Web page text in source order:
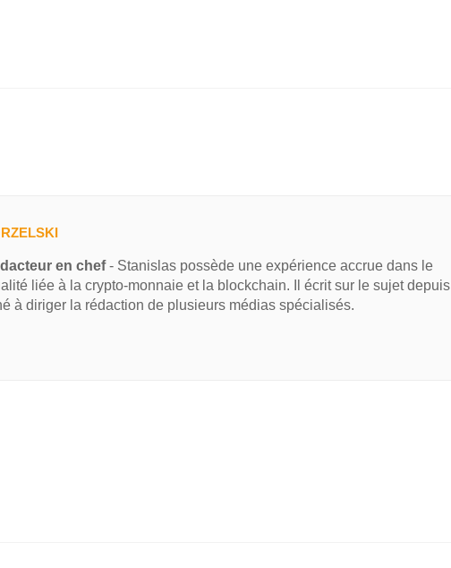
en chef- Stanislas possède une expérience accrue dans le
liée à la crypto-monnaie et la blockchain. Il écrit sur le sujet depuis
à diriger la rédaction de plusieurs médias spécialisés.